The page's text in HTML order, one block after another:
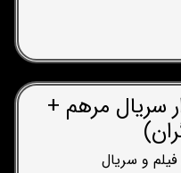
سریال مرهم +
و سریال